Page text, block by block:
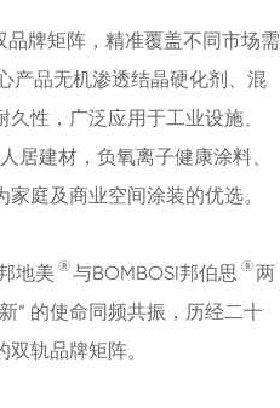
品牌矩阵，精准覆盖不同市场需
产品无机渗透结晶硬化剂、混
性，广泛应用于工业设施、
居建材，负氧离子健康涂料、
庭及商业空间涂装的优选。
地美 ®与BOMBOSI邦伯思 ®两
” 的使命同频共振，历经二十
轨品牌矩阵。